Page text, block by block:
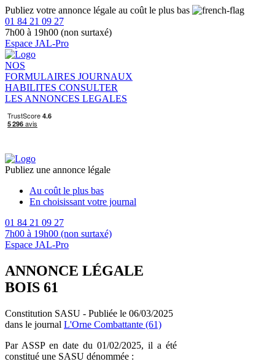
Publiez votre annonce légale au coût le plus bas
01 84 21 09 27
7h00 à 19h00 (non surtaxé)
Espace JAL-Pro
NOS
FORMULAIRES JOURNAUX
HABILITES CONSULTER
LES ANNONCES LEGALES
Publiez une annonce légale
Au coût le plus bas
En choisissant votre journal
01 84 21 09 27
7h00 à 19h00 (non surtaxé)
Espace JAL-Pro
ANNONCE LÉGALE
BOIS 61
Constitution SASU - Publiée le 06/03/2025
dans le journal L'Orne Combattante (61)
Par ASSP en date du 01/02/2025, il a été
constitué une SASU dénommée :